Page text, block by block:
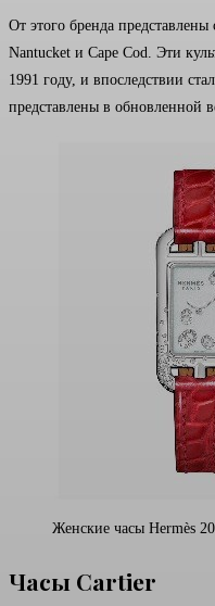
От этого бренда
Nantucket и Cape Cod. Эти
1991 году, и впоследствии
представлены в обновленной
Женские часы Hermès
Часы Cartier